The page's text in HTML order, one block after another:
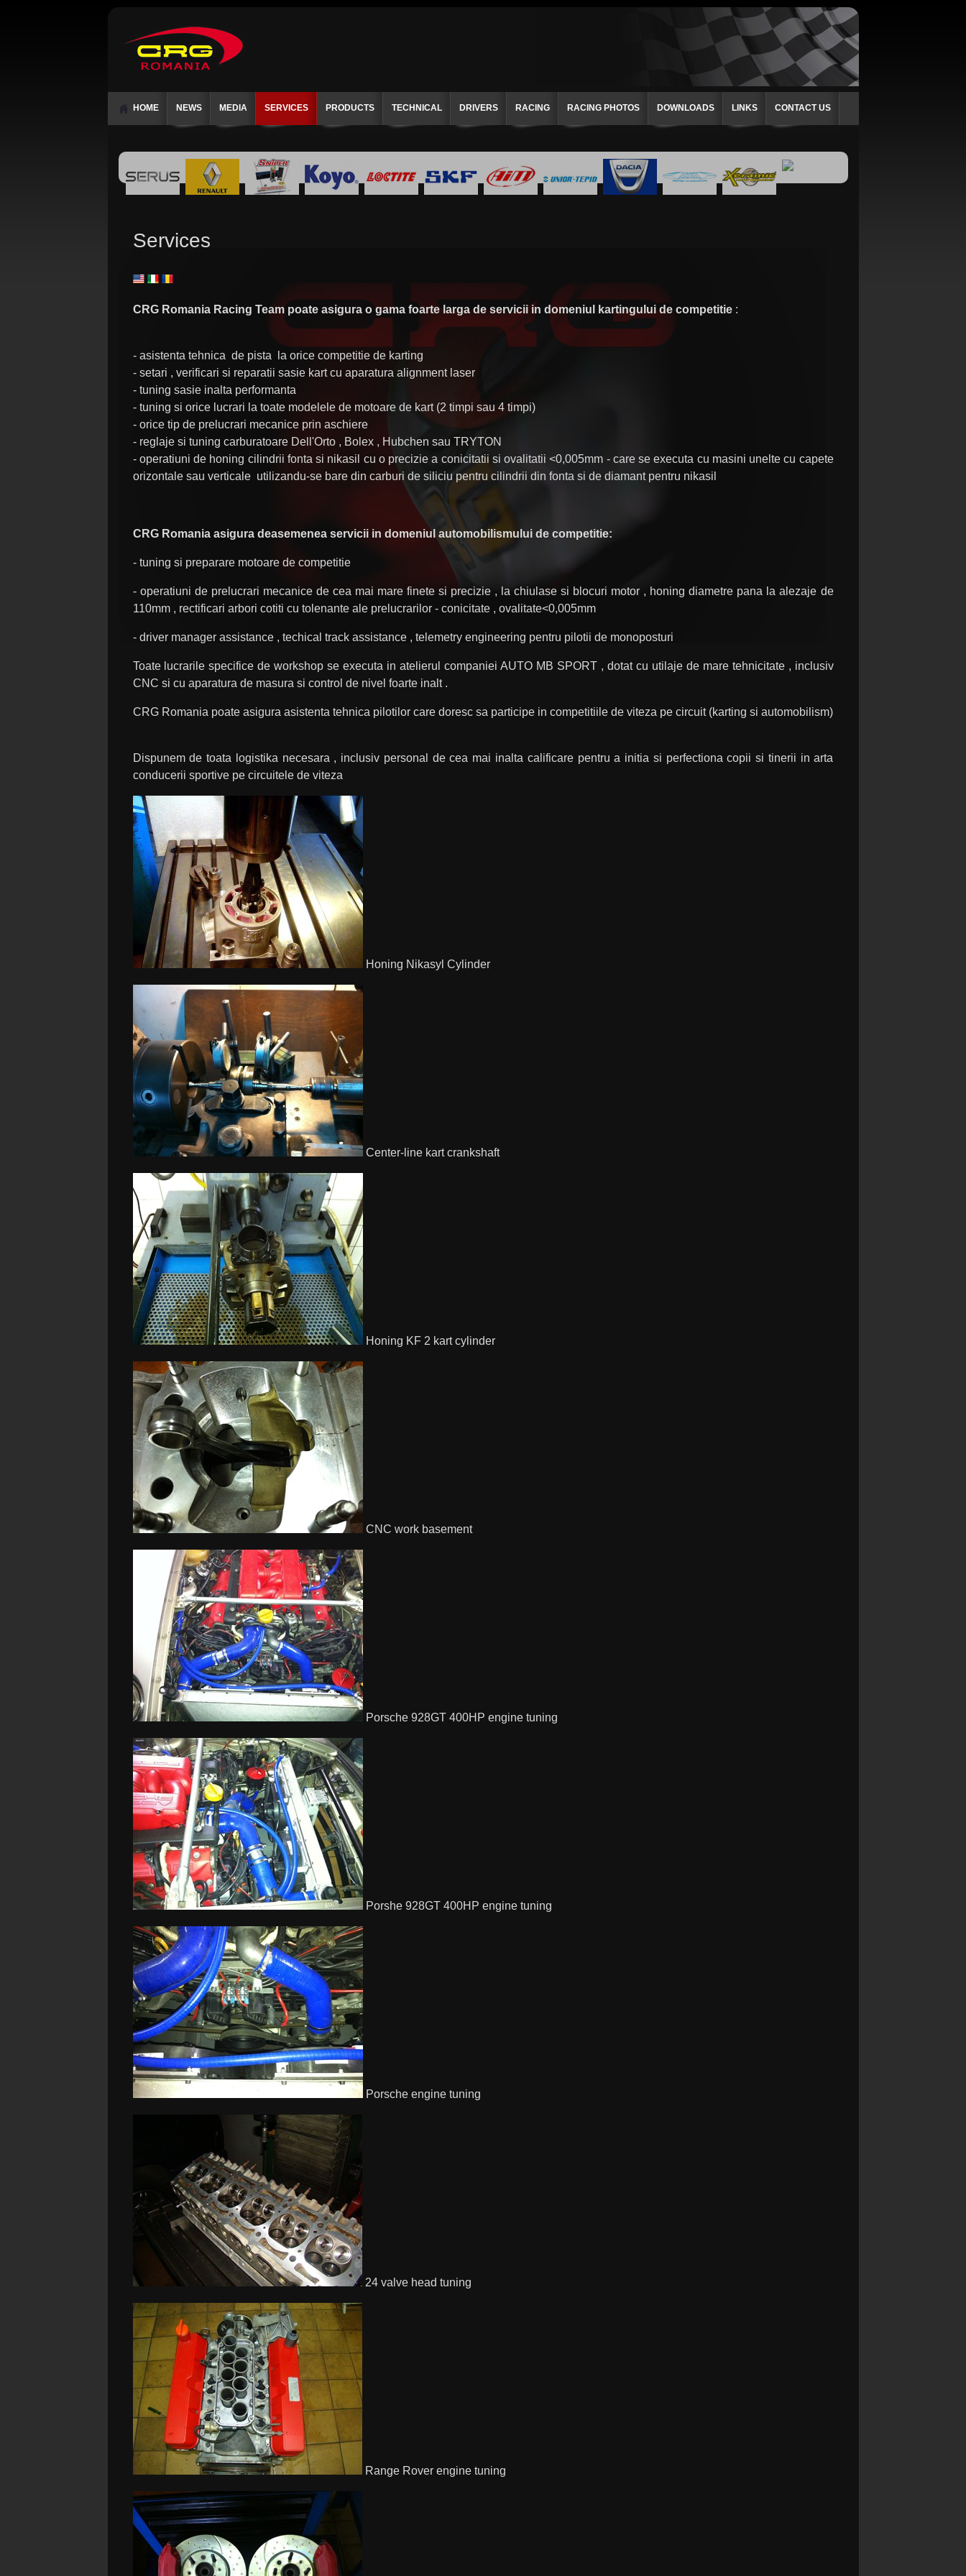
HOME NEWS MEDIA SERVICES PRODUCTS TECHNICAL DRIVERS RACING RACING PHOTOS DOWNLOADS LINKS CONTACT US
Services
CRG Romania Racing Team poate asigura o gama foarte larga de servicii in domeniul kartingului de competitie:
- asistenta tehnica de pista la orice competitie de karting
- setari , verificari si reparatii sasie kart cu aparatura alignment laser
- tuning sasie inalta performanta
- tuning si orice lucrari la toate modelele de motoare de kart (2 timpi sau 4 timpi)
- orice tip de prelucrari mecanice prin aschiere
- reglaje si tuning carburatoare Dell'Orto , Bolex , Hubchen sau TRYTON
- operatiuni de honing cilindrii fonta si nikasil cu o precizie a conicitatii si ovalitatii <0,005mm - care se executa cu masini unelte cu capete
orizontale sau verticale utilizandu-se bare din carburi de siliciu pentru cilindrii din fonta si de diamant pentru nikasil
CRG Romania asigura deasemenea servicii in domeniul automobilismului de competitie:
- tuning si preparare motoare de competitie
- operatiuni de prelucrari mecanice de cea mai mare finete si precizie , la chiulase si blocuri motor , honing diametre pana la alezaje de
110mm , rectificari arbori cotiti cu tolenante ale prelucrarilor - conicitate , ovalitate<0,005mm
- driver manager assistance , techical track assistance , telemetry engineering pentru pilotii de monoposturi
Toate lucrarile specifice de workshop se executa in atelierul companiei AUTO MB SPORT , dotat cu utilaje de mare tehnicitate , inclusiv
CNC si cu aparatura de masura si control de nivel foarte inalt .
CRG Romania poate asigura asistenta tehnica pilotilor care doresc sa participe in competitiile de viteza pe circuit (karting si automobilism)
Dispunem de toata logistika necesara , inclusiv personal de cea mai inalta calificare pentru a initia si perfectiona copii si tinerii in arta
conducerii sportive pe circuitele de viteza
Honing Nikasyl Cylinder
Center-line kart crankshaft
Honing KF 2 kart cylinder
CNC work basement
Porsche 928GT 400HP engine tuning
Porshe 928GT 400HP engine tuning
Porsche engine tuning
24 valve head tuning
Range Rover engine tuning